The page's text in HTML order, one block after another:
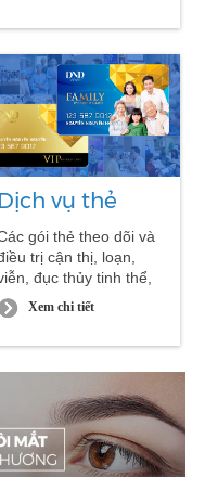
Dịch vụ thẻ
gói thẻ theo dõi và
trị cận thị, loạn,
đục thủy tinh thể,
đáy mắt, võng mạc.
Xem chi tiết